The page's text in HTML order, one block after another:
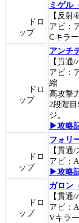
ドロ
ップ
ミゲル
【反射/
アビ：
Cキラ
ドロ
ップ
アンチ
【貫通/
アビ：
縮
高攻撃
2段階
ジ。
▶攻略
ドロ
ップ
フォリ
【貫通
アビ：
▶攻略
ドロ
ップ
ガロン
【貫通/
アビ：
Vキラ